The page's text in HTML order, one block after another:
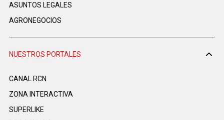
ASUNTOS LEGALES
AGRONEGOCIOS
NUESTROS PORTALES
CANAL RCN
ZONA INTERACTIVA
SUPERLIKE